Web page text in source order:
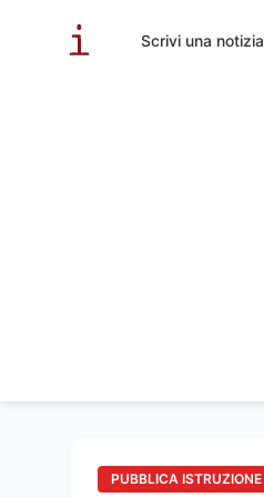
Scrivi una notizia
PUBBLICA ISTRUZIONE